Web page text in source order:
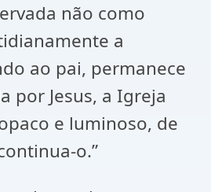
não como
a
ao pai, permanece
por Jesus, a Igreja
e luminoso, de
o.”